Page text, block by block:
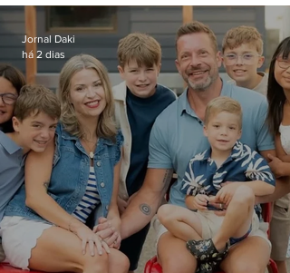
Niterói
Jornal Daki
há 2 dias